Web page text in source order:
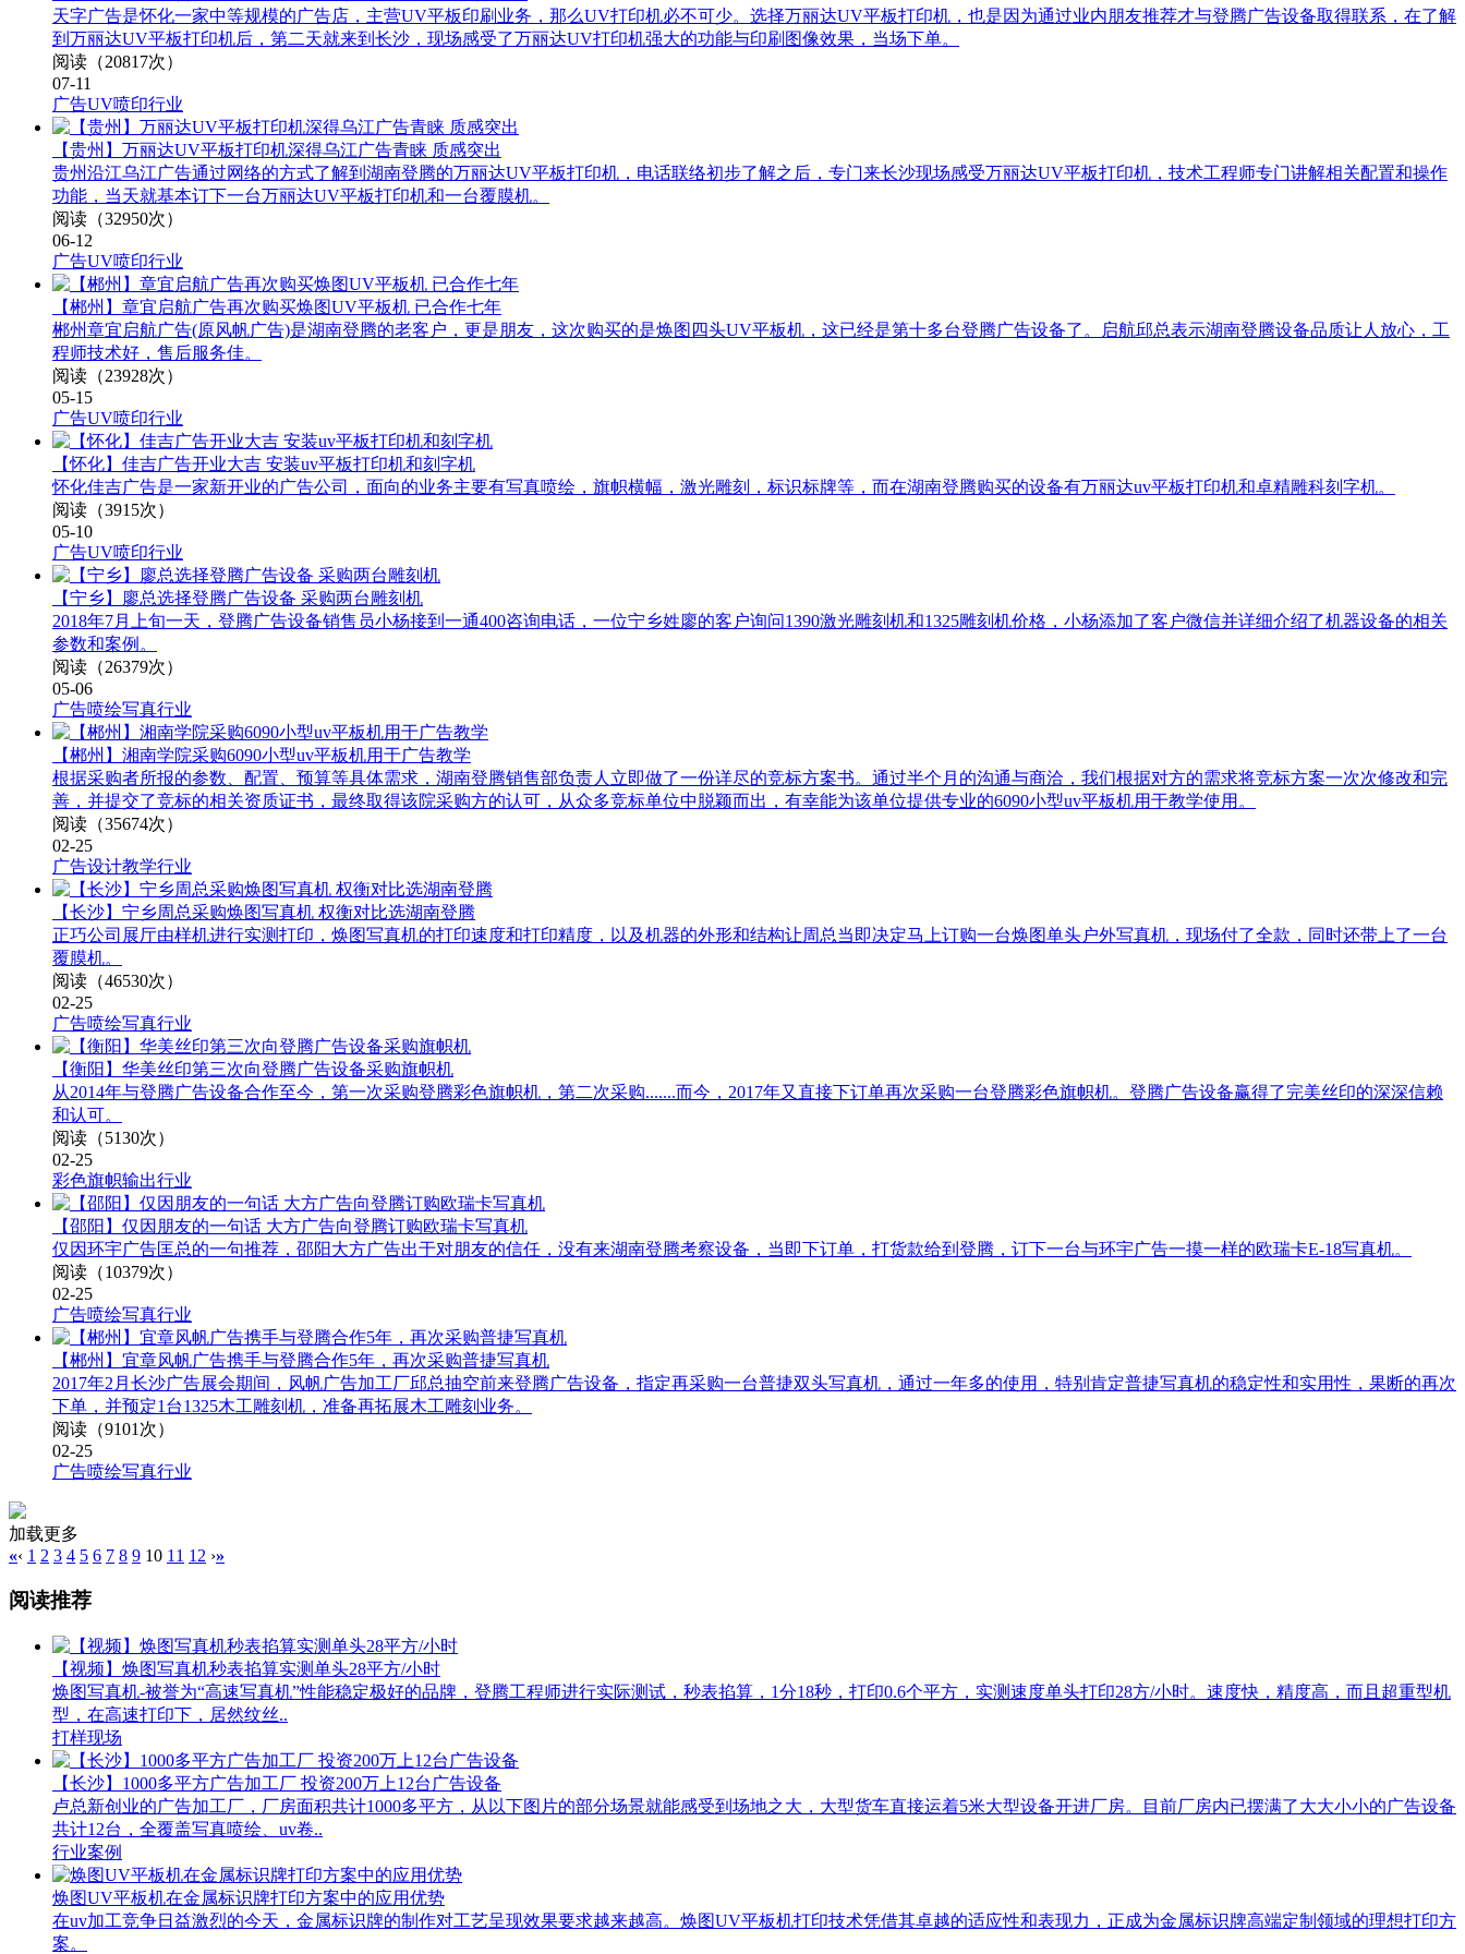
天字广告是怀化一家中等规模的广告店，主营UV平板印刷业务，那么UV打印机必不可少。选择万丽达UV平板打印机，也是因为通过业内朋友推荐才与登腾广告设备取得联系，在了解
到万丽达UV平板打印机后，第二天就来到长沙，现场感受了万丽达UV打印机强大的功能与印刷图像效果，当场下单。
阅读（20817次）
07-11
广告UV喷印行业
【贵州】万丽达UV平板打印机深得乌江广告青睐 质感突出
贵州沿江乌江广告通过网络的方式了解到湖南登腾的万丽达UV平板打印机，电话联络初步了解之后，专门来长沙现场感受万丽达UV平板打印机，技术工程师专门讲解相关配置和操作
功能，当天就基本订下一台万丽达UV平板打印机和一台覆膜机。
阅读（32950次）
06-12
广告UV喷印行业
【郴州】章宜启航广告再次购买焕图UV平板机 已合作七年
郴州章宜启航广告(原风帆广告)是湖南登腾的老客户，更是朋友，这次购买的是焕图四头UV平板机，这已经是第十多台登腾广告设备了。启航邱总表示湖南登腾设备品质让人放心，工
程师技术好，售后服务佳。
阅读（23928次）
05-15
广告UV喷印行业
【怀化】佳吉广告开业大吉 安装uv平板打印机和刻字机
怀化佳吉广告是一家新开业的广告公司，面向的业务主要有写真喷绘，旗帜横幅，激光雕刻，标识标牌等，而在湖南登腾购买的设备有万丽达uv平板打印机和卓精雕科刻字机。
阅读（3915次）
05-10
广告UV喷印行业
【宁乡】廖总选择登腾广告设备 采购两台雕刻机
2018年7月上旬一天，登腾广告设备​销售员小杨接到一通400咨询电话，一位宁乡姓廖的客户询问1390激光雕刻机和1325雕刻机价格，小杨添加了客户微信并详细介绍了机器设备的相关
参数和案例。
阅读（26379次）
05-06
广告喷绘写真行业
【郴州】湘南学院采购6090小型uv平板机用于广告教学
根据采购者所报的参数、配置、预算等具体需求，湖南登腾销售部负责人立即做了一份详尽的竞标方案书。通过半个月的沟通与商洽，我们根据对方的需求将竞标方案一次次修改和完
善，并提交了竞标的相关资质证书，最终取得该院采购方的认可，从众多竞标单位中脱颖而出，有幸能为该单位提供专业的6090小型uv平板机用于教学使用。
阅读（35674次）
02-25
广告设计教学行业
【长沙】宁乡周总采购焕图写真机 权衡对比选湖南登腾
正巧公司展厅由样机进行实测打印，焕图写真机的打印速度和打印精度，以及机器的外形和结构让周总当即决定马上订购一台焕图单头户外写真机，现场付了全款，同时还带上了一台
覆膜机。
阅读（46530次）
02-25
广告喷绘写真行业
【衡阳】华美丝印第三次向登腾广告设备采购旗帜机
从2014年与登腾广告设备合作至今，第一次采购登腾彩色旗帜机，第二次采购.......而今，2017年又直接下订单再次采购一台登腾彩色旗帜机。登腾广告设备赢得了完美丝印的深深信赖
和认可。
阅读（5130次）
02-25
彩色旗帜输出行业
【邵阳】仅因朋友的一句话 大方广告向登腾订购欧瑞卡写真机
仅因环宇广告匡总的一句推荐，邵阳大方广告出于对朋友的信任，没有来湖南登腾考察设备，当即下订单，打货款给到登腾，订下一台与环宇广告一摸一样的欧瑞卡E-18写真机。
阅读（10379次）
02-25
广告喷绘写真行业
【郴州】宜章风帆广告携手与登腾合作5年，再次采购普捷写真机
2017年2月长沙广告展会期间，风帆广告加工厂邱总抽空前来登腾广告设备，指定再采购一台普捷双头写真机，通过一年多的使用，特别肯定普捷写真机的稳定性和实用性，果断的再次
下单，并预定1台1325木工雕刻机，准备再拓展木工雕刻业务。
阅读（9101次）
02-25
广告喷绘写真行业
加载更多
«‹ 1 2 3 4 5 6 7 8 9 10 11 12 ›»
阅读推荐
【视频】焕图写真机秒表掐算实测单头28平方/小时
焕图写真机-被誉为“高速写真机”性能稳定极好的品牌，登腾工程师进行实际测试，秒表掐算，1分18秒，打印0.6个平方，实测速度单头打印28方/小时。速度快，精度高，而且超重型机
型，在高速打印下，居然纹丝..
打样现场
【长沙】1000多平方广告加工厂 投资200万上12台广告设备
卢总新创业的广告加工厂，厂房面积共计1000多平方，从以下图片的部分场景就能感受到场地之大，大型货车直接运着5米大型设备开进厂房。目前厂房内已摆满了大大小小的广告设备
共计12台，全覆盖写真喷绘、uv卷..
行业案例
焕图UV平板机在金属标识牌打印方案中的应用优势
在uv加工竞争日益激烈的今天，金属标识牌的制作对工艺呈现效果要求越来越高。焕图UV平板机打印技术凭借其卓越的适应性和表现力，正成为金属标识牌高端定制领域的理想打印方
案。